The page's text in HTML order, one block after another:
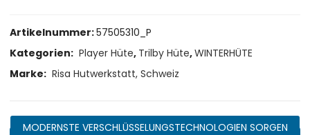
Artikelnummer:57505310_P
Kategorien: Player Hüte, Trilby Hüte,WINTERHÜTE
Marke: Risa Hutwerkstatt, Schweiz
MODERNSTE VERSCHLÜSSELUNGSTECHNOLOGIEN SORGEN